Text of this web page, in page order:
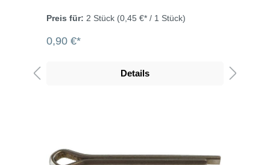
Preis für: 2 Stück (0,45 €* / 1 Stück)
0,90 €*
Details